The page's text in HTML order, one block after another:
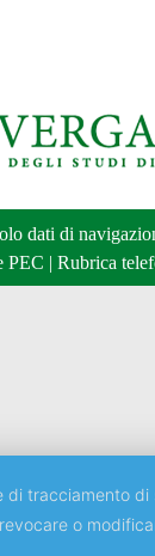
dati di
PEC | Rubrica
di tracciamento
o